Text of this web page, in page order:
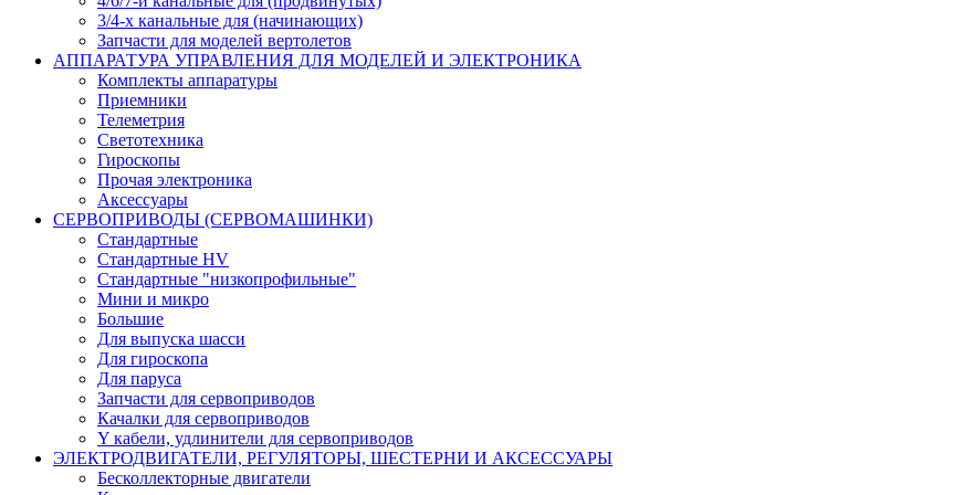
3/4-х канальные для (начинающих)
Запчасти для моделей вертолетов
АППАРАТУРА УПРАВЛЕНИЯ ДЛЯ МОДЕЛЕЙ И ЭЛЕКТРОНИКА
Комплекты аппаратуры
Приемники
Телеметрия
Светотехника
Гироскопы
Прочая электроника
Аксессуары
СЕРВОПРИВОДЫ (СЕРВОМАШИНКИ)
Стандартные
Стандартные HV
Стандартные "низкопрофильные"
Мини и микро
Большие
Для выпуска шасси
Для гироскопа
Для паруса
Запчасти для сервоприводов
Качалки для сервоприводов
Y кабели, удлинители для сервоприводов
ЭЛЕКТРОДВИГАТЕЛИ, РЕГУЛЯТОРЫ, ШЕСТЕРНИ И АКСЕССУАРЫ
Бесколлекторные двигатели